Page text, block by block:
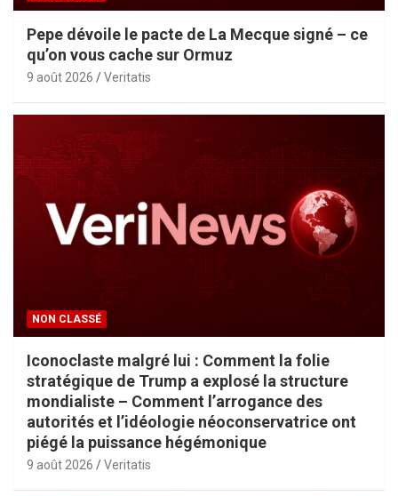
Pepe dévoile le pacte de La Mecque signé – ce
qu’on vous cache sur Ormuz
9 août 2026 Veritatis
NON CLASSÉ
Iconoclaste malgré lui : Comment la folie
stratégique de Trump a explosé la structure
mondialiste – Comment l’arrogance des
autorités et l’idéologie néoconservatrice ont
piégé la puissance hégémonique
9 août 2026 Veritatis